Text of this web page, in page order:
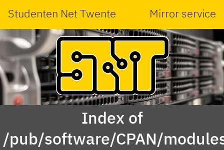
Studenten Net Twente Mirror service
Index of
/pub/software/CPAN/